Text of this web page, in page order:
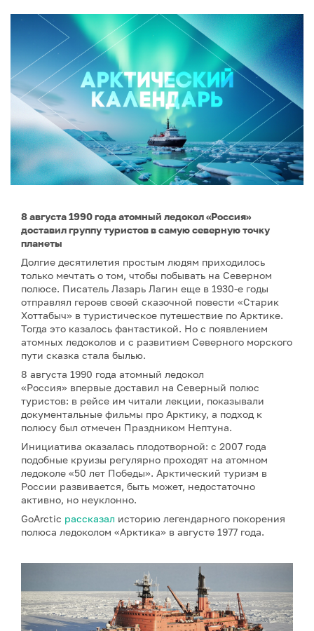
8 августа 1990 года атомный ледокол «Россия»
доставил группу туристов в самую северную точку
планеты
Долгие десятилетия простым людям приходилось
только мечтать о том, чтобы побывать на Северном
полюсе. Писатель Лазарь Лагин еще в 1930-е годы
отправлял героев своей сказочной повести «Старик
Хоттабыч» в туристическое путешествие по Арктике.
Тогда это казалось фантастикой. Но с появлением
атомных ледоколов и с развитием Северного морского
пути сказка стала былью.
8 августа 1990 года атомный ледокол
«Россия» впервые доставил на Северный полюс
туристов: в рейсе им читали лекции, показывали
документальные фильмы про Арктику, а подход к
полюсу был отмечен Праздником Нептуна.
Инициатива оказалась плодотворной: с 2007 года
подобные круизы регулярно проходят на атомном
ледоколе «50 лет Победы». Арктический туризм в
России развивается, быть может, недостаточно
активно, но неуклонно.
GoArctic рассказал историю легендарного покорения
полюса ледоколом «Арктика» в августе 1977 года.